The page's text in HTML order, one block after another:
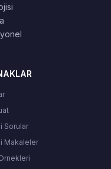
Sorular
Makaleler